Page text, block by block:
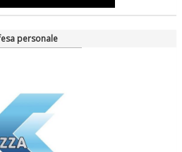
personale